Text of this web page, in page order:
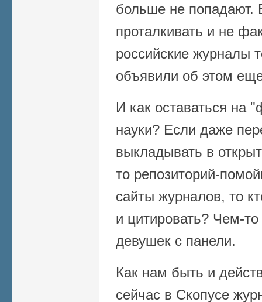
больше не попадают.
проталкивать и не
российские журналы
объявили об этом
И как оставаться на
науки? Если даже
выкладывать в
то репозиторий-
сайты журналов, то
и цитировать? Чем-
девушек с панели.
Как нам быть и
сейчас в Скопусе